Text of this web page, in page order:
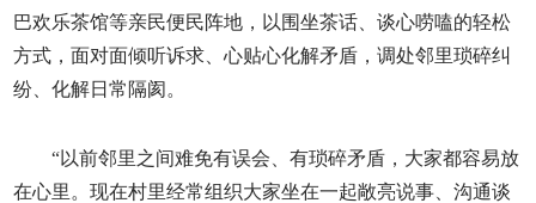
巴欢乐茶馆等亲民便民阵地，以围坐茶话、谈心唠嗑的轻松
方式，面对面倾听诉求、心贴心化解矛盾，调处邻里琐碎纠
纷、化解日常隔阂。
“以前邻里之间难免有误会、有琐碎矛盾，大家都容易放
在心里。现在村里经常组织大家坐在一起敞亮说事、沟通谈